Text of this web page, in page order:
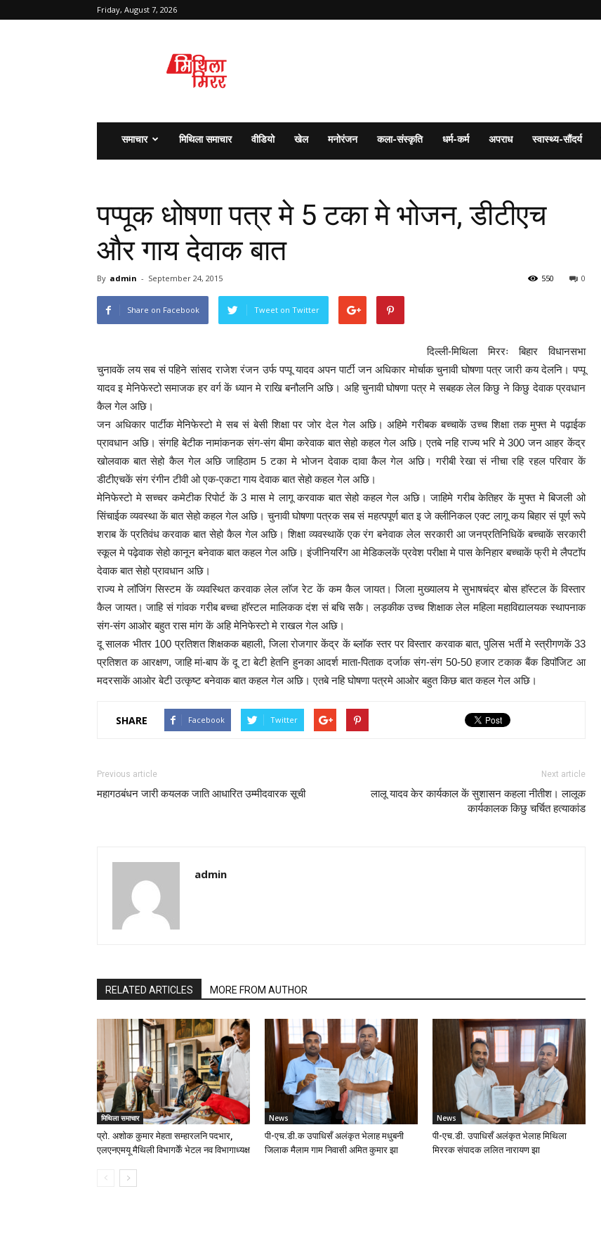
Friday, August 7, 2026
समाचार मिथिला समाचार वीडियो खेल मनोरंजन कला-संस्कृति धर्म-कर्म अपराध स्वास्थ्य-सौंदर्य
पप्पूक धोषणा पत्र मे 5 टका मे भोजन, डीटीएच
और गाय देवाक बात
By admin - September 24, 2015 0
550
Share on Facebook Tweet on Twitter
दिल्ली-मिथिला मिररः बिहार विधानसभा
चुनावकें लय सब सं पहिने सांसद राजेश रंजन उर्फ पप्पू यादव अपन पार्टी जन अधिकार मोर्चाक चुनावी घोषणा पत्र जारी कय देलनि। पप्पू
यादव इ मेनिफेस्टो समाजक हर वर्ग कें ध्यान मे राखि बनौलनि अछि। अहि चुनावी घोषणा पत्र मे सबहक लेल किछु ने किछु देवाक प्रवधान
कैल गेल अछि।
जन अधिकार पार्टीक मेनिफेस्टो मे सब सं बेसी शिक्षा पर जोर देल गेल अछि। अहिमे गरीबक बच्चाकें उच्च शिक्षा तक मुफ्त मे पढ़ाईक
प्रावधान अछि। संगहि बेटीक नामांकनक संग-संग बीमा करेवाक बात सेहो कहल गेल अछि। एतबे नहि राज्य भरि मे 300 जन आहर केंद्र
खोलवाक बात सेहो कैल गेल अछि जाहिठाम 5 टका मे भोजन देवाक दावा कैल गेल अछि। गरीबी रेखा सं नीचा रहि रहल परिवार कें
डीटीएचकें संग रंगीन टीवी ओ एक-एकटा गाय देवाक बात सेहो कहल गेल अछि।
मेनिफेस्टो मे सच्चर कमेटीक रिपोर्ट कें 3 मास मे लागू करवाक बात सेहो कहल गेल अछि। जाहिमे गरीब केतिहर कें मुफ्त मे बिजली ओ
सिंचाईक व्यवस्था कें बात सेहो कहल गेल अछि। चुनावी घोषणा पत्रक सब सं महत्पपूर्ण बात इ जे क्लीनिकल एक्ट लागू कय बिहार सं पूर्ण रूपे
शराब कें प्रतिवंध करवाक बात सेहो कैल गेल अछि। शिक्षा व्यवस्थाकें एक रंग बनेवाक लेल सरकारी आ जनप्रतिनिधिकें बच्चाकें सरकारी
स्कूल मे पढ़ेवाक सेहो कानून बनेवाक बात कहल गेल अछि। इंजीनियरिंग आ मेडिकलकें प्रवेश परीक्षा मे पास केनिहार बच्चाकें फ्री मे लैपटाॅप
देवाक बात सेहो प्रावधान अछि।
राज्य मे लाॅजिंग सिस्टम कें व्यवस्थित करवाक लेल लाॅज रेट कें कम कैल जायत। जिला मुख्यालय मे सुभाषचंद्र बोस हाॅस्टल कें विस्तार
कैल जायत। जाहि सं गांवक गरीब बच्चा हाॅस्टल मालिकक दंश सं बचि सकै। लड़कीक उच्च शिक्षाक लेल महिला महाविद्यालयक स्थापनाक
संग-संग आओर बहुत रास मांग कें अहि मेनिफेस्टो मे राखल गेल अछि।
दू सालक भीतर 100 प्रतिशत शिक्षकक बहाली, जिला रोजगार केंद्र कें ब्लाॅक स्तर पर विस्तार करवाक बात, पुलिस भर्ती मे स्त्रीगणकें 33
प्रतिशत क आरक्षण, जाहि मां-बाप कें दू टा बेटी हेतनि हुनका आदर्श माता-पिताक दर्जाक संग-संग 50-50 हजार टकाक बैंक डिपाॅजिट आ
मदरसाकें आओर बेटी उत्कृष्ट बनेवाक बात कहल गेल अछि। एतबे नहि घोषणा पत्रमे आओर बहुत किछ बात कहल गेल अछि।
SHARE Facebook Twitter
Previous article
महागठबंधन जारी कयलक जाति आधारित उम्मीदवारक सूची
Next article
लालू यादव केर कार्यकाल कें सुशासन कहला नीतीश। लालूक
कार्यकालक किछु चर्चित हत्याकांड
admin
RELATED ARTICLES MORE FROM AUTHOR
मिथिला समाचार
प्रो. अशोक कुमार मेहता सम्हारलनि पदभार,
एलएनएमयू मैथिली विभागकेँ भेटल नव विभागाध्यक्ष
News
पी-एच.डी.क उपाधिसँ अलंकृत भेलाह मधुबनी
जिलाक मैलाम गाम निवासी अमित कुमार झा
News
पी-एच.डी. उपाधिसँ अलंकृत भेलाह मिथिला
मिररक संपादक ललित नारायण झा